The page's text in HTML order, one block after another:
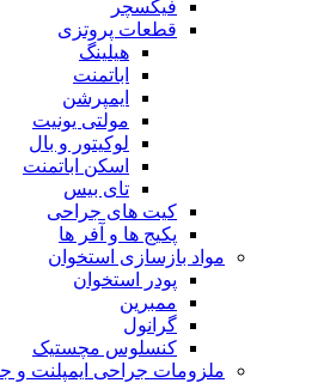
فیکسچر
قطعات پروتزی
هیلینگ
اباتمنت
ایمپرشن
مولتی یونیت
لوکیتور و بال
اسکن اباتمنت
تای بیس
کیت های جراحی
پکیج ها و آفر ها
مواد بازسازی استخوان
پودر استخوان
ممبرین
گرانول
کنسلوس مچستیک
ملزومات جراحی ایمپلنت